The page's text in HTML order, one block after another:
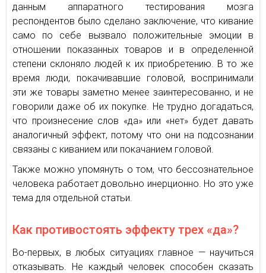
данным аппаратного тестирования мозга
респондентов было сделано заключение, что кивание
само по себе вызвало положительные эмоции в
отношении показанных товаров и в определенной
степени склоняло людей к их приобретению. В то же
время люди, покачивавшие головой, воспринимали
эти же товары заметно менее заинтересованно, и не
говорили даже об их покупке. Не трудно догадаться,
что произнесение слов «да» или «нет» будет давать
аналогичный эффект, потому что они на подсознании
связаны с киванием или покачанием головой.
Также можно упомянуть о том, что бессознательное
человека работает довольно инерционно. Но это уже
тема для отдельной статьи.
Как противостоять эффекту трех «да»?
Во-первых, в любых ситуациях главное — научиться
отказывать. Не каждый человек способен сказать